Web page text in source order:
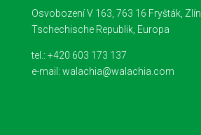
Osvobození V 163, 763 16 Fryšták, Zlín
Tschechische Republik, Europa
tel.: +420 603 173 137
e-mail: walachia@walachia.com